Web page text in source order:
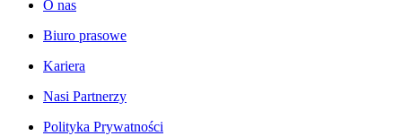
O nas
Biuro prasowe
Kariera
Nasi Partnerzy
Polityka Prywatności